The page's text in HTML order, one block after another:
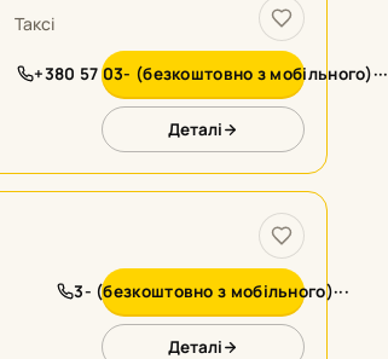
Таксі
+380 57 03- (безкоштовно з мобільного)···
Деталі
3- (безкоштовно з мобільного)···
Деталі